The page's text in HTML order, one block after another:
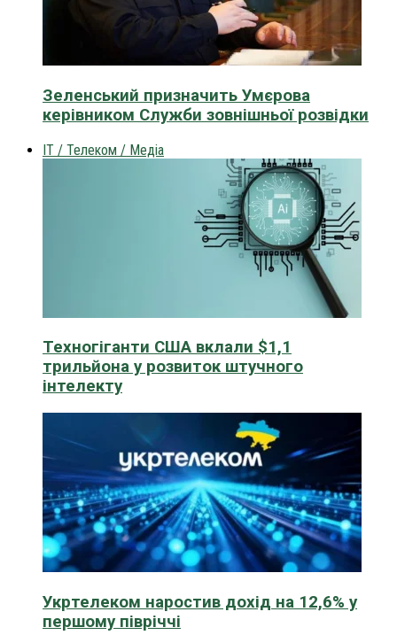
Зеленський призначить Умєрова
керівником Служби зовнішньої розвідки
IT / Телеком / Медіа
Техногіганти США вклали $1,1
трильйона у розвиток штучного
інтелекту
Укртелеком наростив дохід на 12,6% у
першому півріччі